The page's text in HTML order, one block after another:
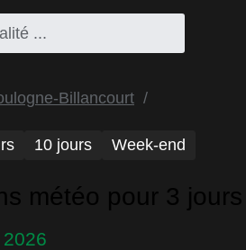
Billancourt
10 jours Week-end
météo pour 3 jours